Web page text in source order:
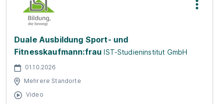
Duale Ausbildung Sport- und
Fitnesskaufmann:frau IST-Studieninstitut GmbH
01.10.2026
Mehrere Standorte
Video